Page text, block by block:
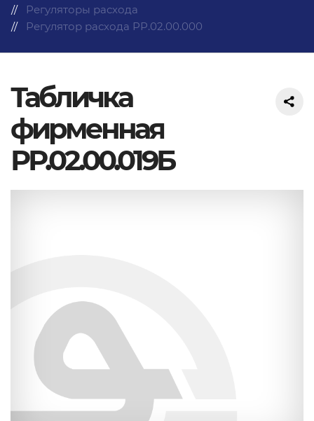
Регуляторы расхода
Регулятор расхода РР.02.00.000
Табличка
фирменная
РР.02.00.019Б